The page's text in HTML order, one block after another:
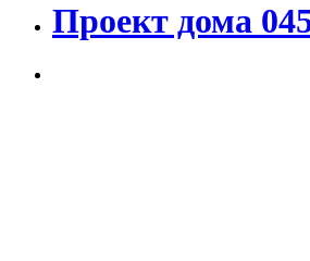
Проект дома